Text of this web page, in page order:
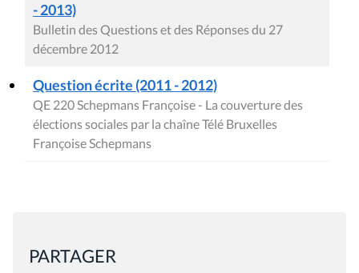
- 2013)
Bulletin des Questions et des Réponses du 27
décembre 2012
Question écrite (2011 - 2012)
QE 220 Schepmans Françoise - La couverture des
élections sociales par la chaîne Télé Bruxelles
Françoise Schepmans
PARTAGER